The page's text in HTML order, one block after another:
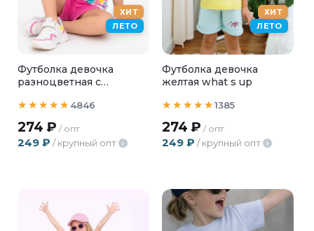
ХИТ
ЛЕТО
Футболка девочка
разноцветная с
4846
274 ₽ / опт
249 ₽ / крупный опт i
ХИТ
ЛЕТО
Футболка девочка
желтая what s up
1385
274 ₽ / опт
249 ₽ / крупный опт i